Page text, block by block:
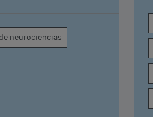
cada paciente
neurociencias